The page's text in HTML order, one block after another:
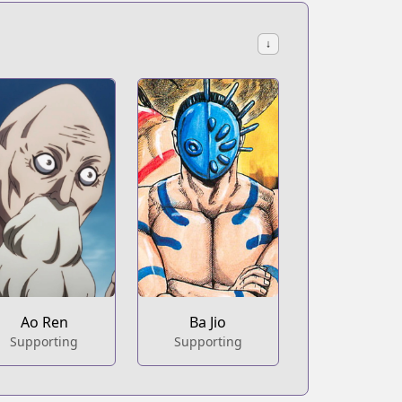
↓
Ao Ren
Supporting
Ba Jio
Supporting